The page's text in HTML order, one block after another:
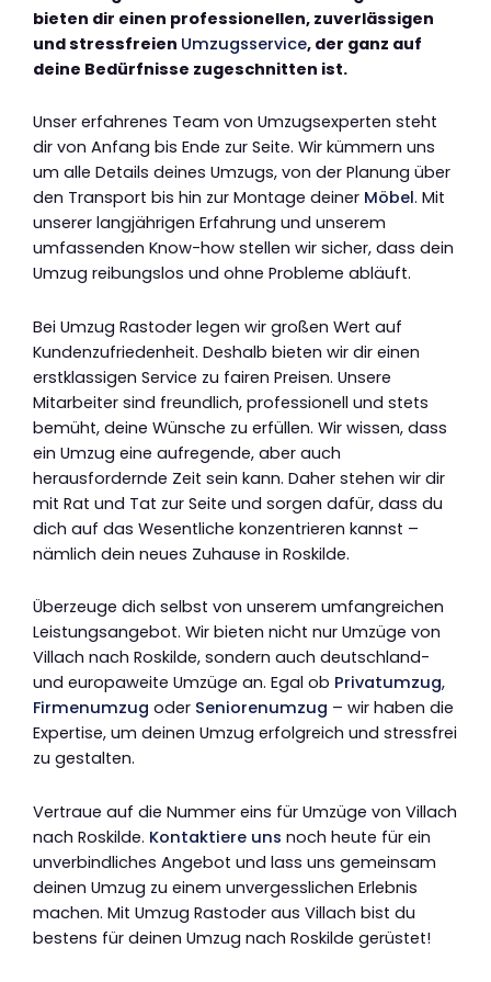
bieten dir einen professionellen, zuverlässigen
und stressfreien Umzugsservice, der ganz auf
deine Bedürfnisse zugeschnitten ist.
Unser erfahrenes Team von Umzugsexperten steht
dir von Anfang bis Ende zur Seite. Wir kümmern uns
um alle Details deines Umzugs, von der Planung über
den Transport bis hin zur Montage deiner Möbel. Mit
unserer langjährigen Erfahrung und unserem
umfassenden Know-how stellen wir sicher, dass dein
Umzug reibungslos und ohne Probleme abläuft.
Bei Umzug Rastoder legen wir großen Wert auf
Kundenzufriedenheit. Deshalb bieten wir dir einen
erstklassigen Service zu fairen Preisen. Unsere
Mitarbeiter sind freundlich, professionell und stets
bemüht, deine Wünsche zu erfüllen. Wir wissen, dass
ein Umzug eine aufregende, aber auch
herausfordernde Zeit sein kann. Daher stehen wir dir
mit Rat und Tat zur Seite und sorgen dafür, dass du
dich auf das Wesentliche konzentrieren kannst –
nämlich dein neues Zuhause in Roskilde.
Überzeuge dich selbst von unserem umfangreichen
Leistungsangebot. Wir bieten nicht nur Umzüge von
Villach nach Roskilde, sondern auch deutschland-
und europaweite Umzüge an. Egal ob Privatumzug,
Firmenumzug oder Seniorenumzug – wir haben die
Expertise, um deinen Umzug erfolgreich und stressfrei
zu gestalten.
Vertraue auf die Nummer eins für Umzüge von Villach
nach Roskilde. Kontaktiere uns noch heute für ein
unverbindliches Angebot und lass uns gemeinsam
deinen Umzug zu einem unvergesslichen Erlebnis
machen. Mit Umzug Rastoder aus Villach bist du
bestens für deinen Umzug nach Roskilde gerüstet!